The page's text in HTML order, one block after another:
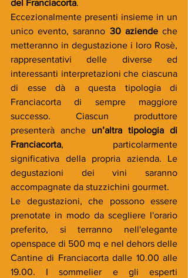
del Franciacorta.
Eccezionalmente presenti insieme in un
unico evento, saranno 30 aziende che
metteranno in degustazione i loro Rosè,
rappresentativi delle diverse ed
interessanti interpretazioni che ciascuna
di esse dà a questa tipologia di
Franciacorta di sempre maggiore
successo. Ciascun produttore
presenterà anche un’altra tipologia di
Franciacorta, particolarmente
significativa della propria azienda. Le
degustazioni dei vini saranno
accompagnate da stuzzichini gourmet.
Le degustazioni, che possono essere
prenotate in modo da scegliere l'orario
preferito, si terranno nell'elegante
openspace di 500 mq e nel dehors delle
Cantine di Franciacorta dalle 10.00 alle
19.00. I sommelier e gli esperti